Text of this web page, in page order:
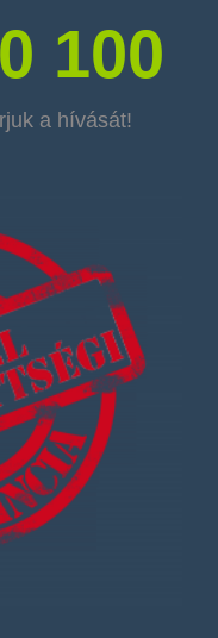
100
a hívását!